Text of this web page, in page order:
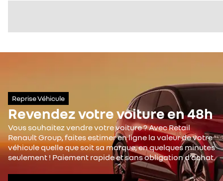
Reprise Véhicule
Revendez votre voiture en 48h
Vous souhaitez vendre votre voiture ? Avec Retail
Renault Group, faites estimer en ligne la valeur de votre
véhicule quelle que soit sa marque, en quelques minutes
seulement ! Paiement rapide et sans obligation d’achat.